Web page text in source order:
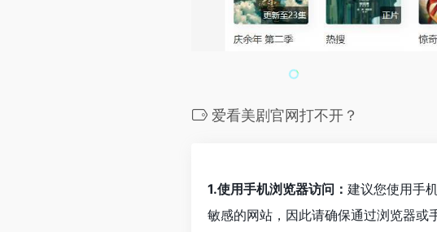
爱看美剧官网打不开？
1.使用手机浏览器访问： 建议您使用手
敏感的网站，因此请确保通过浏览器或